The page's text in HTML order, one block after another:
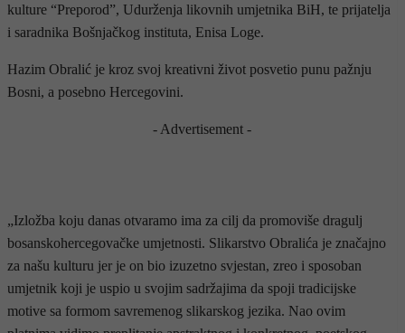
kulture “Preporod”, Udurženja likovnih umjetnika BiH, te prijatelja
i saradnika Bošnjačkog instituta, Enisa Loge.
Hazim Obralić je kroz svoj kreativni život posvetio punu pažnju
Bosni, a posebno Hercegovini.
- Advertisement -
„Izložba koju danas otvaramo ima za cilj da promoviše dragulj
bosanskohercegovačke umjetnosti. Slikarstvo Obralića je značajno
za našu kulturu jer je on bio izuzetno svjestan, zreo i sposoban
umjetnik koji je uspio u svojim sadržajima da spoji tradicijske
motive sa formom savremenog slikarskog jezika. Nao ovim